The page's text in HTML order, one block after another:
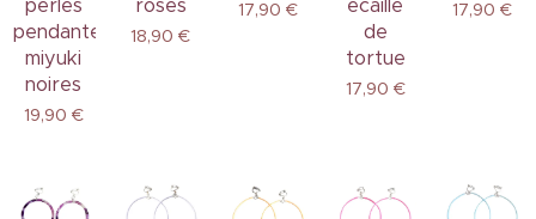
perles
pendantes
miyuki
noires
19,90 €
roses
18,90 €
17,90 €
écaille
de
tortue
17,90 €
17,90 €